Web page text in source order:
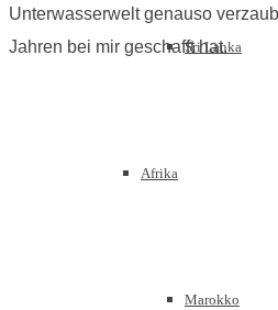
Sri Lanka
Afrika
Marokko
Unterwasserwelt genauso
Jahren bei mir geschafft hat.